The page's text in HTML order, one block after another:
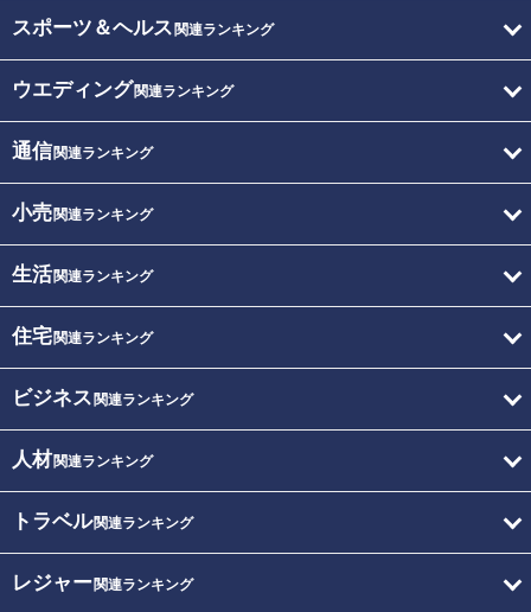
スポーツ＆ヘルス 関連ランキング
ウエディング関連ランキング
通信関連ランキング
小売関連ランキング
生活関連ランキング
住宅関連ランキング
ビジネス 関連ランキング
人材関連ランキング
トラベル関連ランキング
レジャー関連ランキング